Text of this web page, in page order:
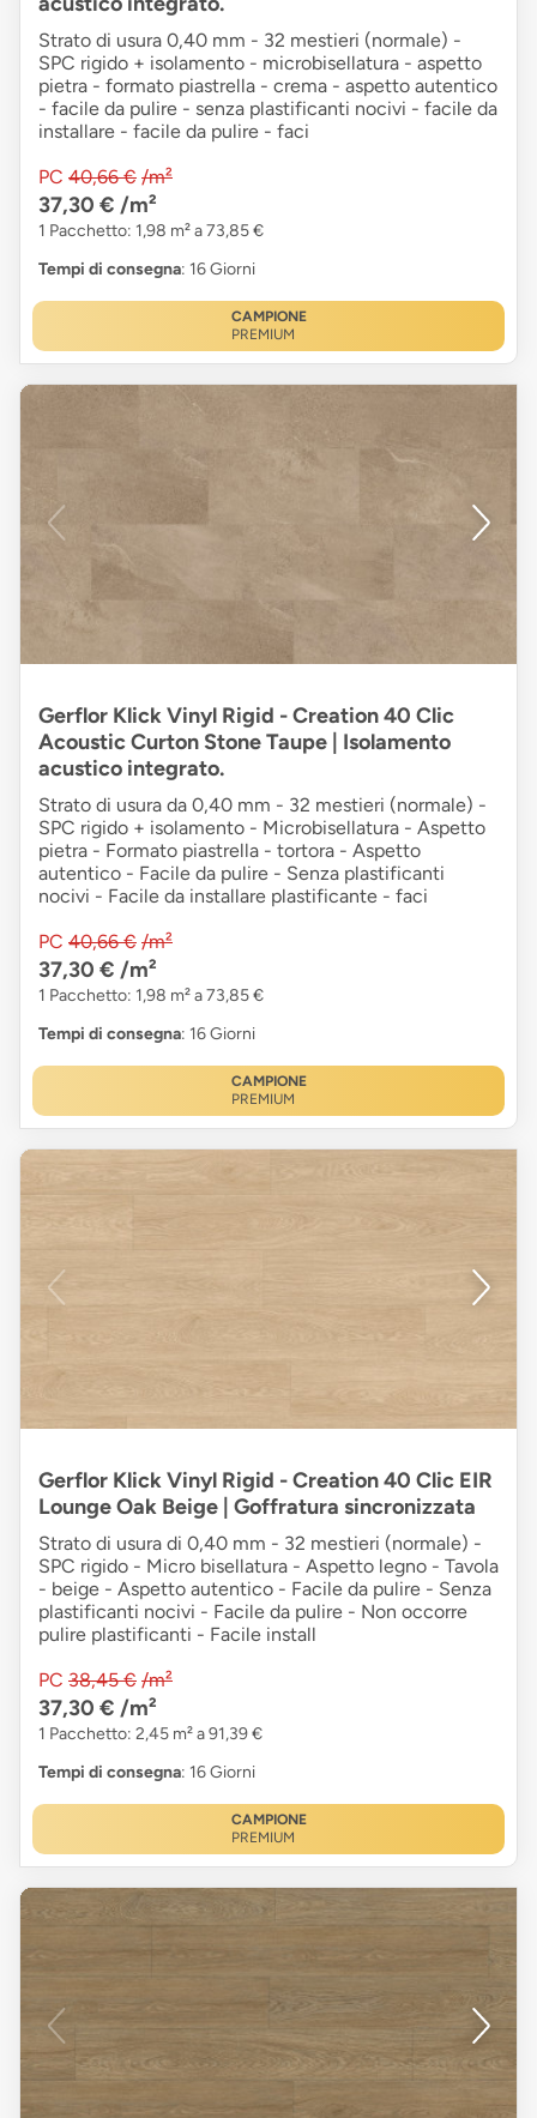
Strato di usura 0,40 mm - 32 mestieri (normale) -
SPC rigido + isolamento - microbisellatura - aspetto
pietra - formato piastrella - crema - aspetto autentico
- facile da pulire - senza plastificanti nocivi - facile da
installare - facile da pulire - faci
PC 40,66 € /m²
37,30 € /m²
1 Pacchetto: 1,98 m² a 73,85 €
Tempi di consegna: 16 Giorni
CAMPIONE
PREMIUM
Gerflor Klick Vinyl Rigid - Creation 40 Clic
Acoustic Curton Stone Taupe | Isolamento
acustico integrato.
Strato di usura da 0,40 mm - 32 mestieri (normale) -
SPC rigido + isolamento - Microbisellatura - Aspetto
pietra - Formato piastrella - tortora - Aspetto
autentico - Facile da pulire - Senza plastificanti
nocivi - Facile da installare plastificante - faci
PC 40,66 € /m²
37,30 € /m²
1 Pacchetto: 1,98 m² a 73,85 €
Tempi di consegna: 16 Giorni
CAMPIONE
PREMIUM
Gerflor Klick Vinyl Rigid - Creation 40 Clic EIR
Lounge Oak Beige | Goffratura sincronizzata
Strato di usura di 0,40 mm - 32 mestieri (normale) -
SPC rigido - Micro bisellatura - Aspetto legno - Tavola
- beige - Aspetto autentico - Facile da pulire - Senza
plastificanti nocivi - Facile da pulire - Non occorre
pulire plastificanti - Facile install
PC 38,45 € /m²
37,30 € /m²
1 Pacchetto: 2,45 m² a 91,39 €
Tempi di consegna: 16 Giorni
CAMPIONE
PREMIUM